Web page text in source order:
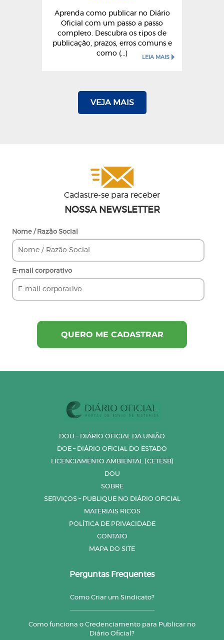
Aprenda como publicar no Diário
Oficial com um passo a passo
completo. Descubra os tipos de
publicação, prazos, erros comuns e
como (...)
LEIA MAIS
VEJA MAIS
Cadastre-se para receber
NOSSA NEWSLETTER
Nome / Razão Social
E-mail corporativo
DOU – DIÁRIO OFICIAL DA UNIÃO
DOE – DIÁRIO OFICIAL DO ESTADO
LICENCIAMENTO AMBIENTAL (CETESB)
DOU
SOBRE
SERVIÇOS – PUBLIQUE NO DIÁRIO OFICIAL
MATERIAIS RICOS
POLÍTICA DE PRIVACIDADE
CONTATO
MAPA DO SITE
Perguntas Frequentes
Como Criar um Sindicato?
Como funciona o Credenciamento para Publicar no
Diário Oficial?